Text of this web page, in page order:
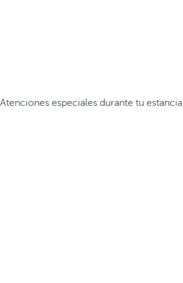
Atenciones especiales durante tu estancia